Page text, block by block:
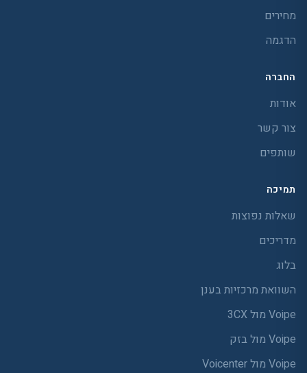
מחירים
הדגמה
החברה
אודות
צור קשר
שותפים
תמיכה
שאלות נפוצות
מדריכים
בלוג
השוואת מרכזיות בענן
Voipe מול 3CX
Voipe מול בזק
Voipe מול Voicenter